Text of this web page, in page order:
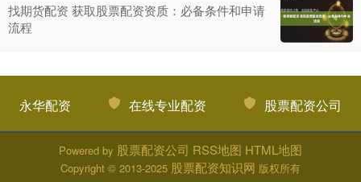
找期货配资 获取股票配资资质：必备条件和申请
流程
永华配资 在线专业配资 股票配资公司
Powered by 股票配资公司 RSS地图 HTML地图
Copyright © 2013-2025 股票配资知识网 版权所有